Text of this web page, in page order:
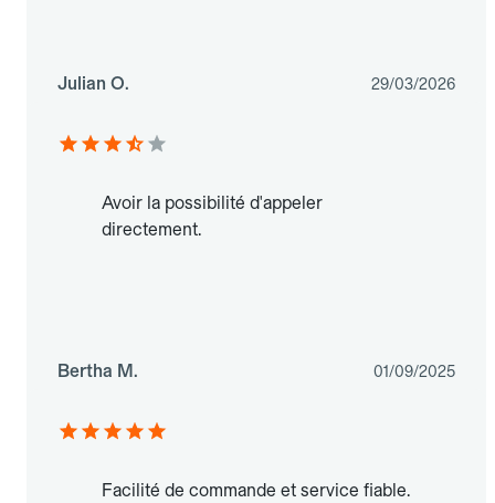
Julian O. 29/03/2026
Avoir la possibilité d'appeler
directement.
Bertha M. 01/09/2025
Facilité de commande et service fiable.